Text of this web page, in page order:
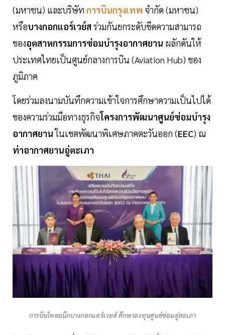
(มหาชน) และบริษัท การบินกรุงเทพ จำกัด (มหาชน)
หรือบางกอกแอร์เวย์สร่วมกันยกระดับขีดความสามารถ
ของอุตสาหกรรมการซ่อมบำรุงอากาศยาน ผลักดันให้
ประเทศไทยเป็นศูนย์กลางการบิน (Aviation Hub) ของ
ภูมิภาค
โดยร่วมลงนามบันทึกความเข้าใจการศึกษาความเป็นไปได้
ของความร่วมมือทางธุรกิจโครงการพัฒนาศูนย์ซ่อมบำรุง
อากาศยานในเขตพัฒนาพิเศษภาคตะวันออก (EEC) ณ
ท่าอากาศยานอู่ตะเภา
การบินไทยผนึกบางกอกแอร์เวยส์ ศึกษาลงทุนศูนย์ซ่อมอู่ตะเภา